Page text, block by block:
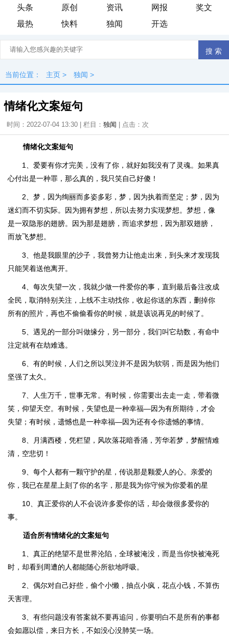
头条 原创 资讯 网报
奖文
最热
快料 独闻 开选
当前位置： 主页 > 独闻 >
情绪化文案短句
时间：2022-07-04 13:30 | 栏目： 独闻 | 点击： 次
情绪化文案短句
1、爱要有你才完美，没有了你，就好如我没有了灵魂。如果真
心付出是一种罪，那么真的，我只笑自己好傻！
2、梦，因为绚丽而多姿多彩，梦，因为执着而坚定；梦，因为
迷幻而不切实际。因为拥有梦想，所以去努力实现梦想。梦想，像
是一双隐形的翅膀。因为那是翅膀，而追求梦想，因为那双翅膀，
而放飞梦想。
3、他是我眼里的沙子，我曾努力让他走出来，到头来才发现我
只能哭着送他离开。
4、每次失望一次，我就少做一件爱你的事，直到最后备注改成
全民，取消特别关注，上线不主动找你，收起你送的东西，删掉你
所有的照片，再也不偷偷看你的时候，就是该说再见的时候了。
5、遇见的一部分叫做缘分，另一部分，我们叫它劫数，有命中
注定就有在劫难逃。
6、有的时候，人们之所以哭泣并不是因为软弱，而是因为他们
坚强了太久。
7、人生万千，世事无常。有时候，你需要出去走一走，带着微
笑，仰望天空。有时候，失望也是一种幸福—因为有所期待，才会
失望；有时候，遗憾也是一种幸福—因为还有令你遗憾的事情。
8、月满西楼，凭栏望，风吹落花暗香涌，芳华若梦，梦醒情难
清，空悲切！
9、每个人都有一颗守护的星，传说那是颗爱人的心。亲爱的
你，我已在星星上刻了你的名字，那是我为你守候为你爱着的星
10、真正爱你的人不会说许多爱你的话，却会做很多爱你的
事。
适合所有情绪化的文案短句
1、真正的绝望不是世界沦陷，全球被淹没，而是当你快被淹死
时，却看到周遭的人都能随心所欲地呼吸。
2、偶尔对自己好些，偷个小懒，抽点小疯，花点小钱，不算伤
天害理。
3、有些问题没有答案就不要再追问，你要明白不是所有的事都
会如愿以偿，来日方长，不如没心没肺笑一场。